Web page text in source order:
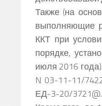
Также (на
выполняющие
ККТ при
порядке,
июля 2016
N 03-11-11/
ЕД-3-20/3721@.